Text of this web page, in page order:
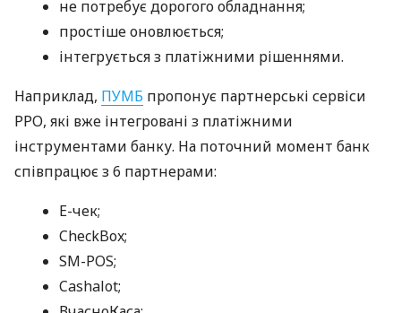
не потребує дорогого обладнання;
простіше оновлюється;
інтегрується з платіжними рішеннями.
Наприклад, ПУМБ пропонує партнерські сервіси
РРО, які вже інтегровані з платіжними
інструментами банку. На поточний момент банк
співпрацює з 6 партнерами:
E-чек;
CheckBox;
SM-POS;
Cashalot;